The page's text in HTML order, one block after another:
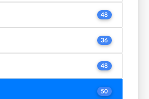
48
36
48
50